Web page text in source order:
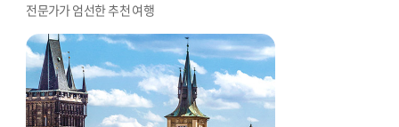
전문가가 엄선한 추천 여행